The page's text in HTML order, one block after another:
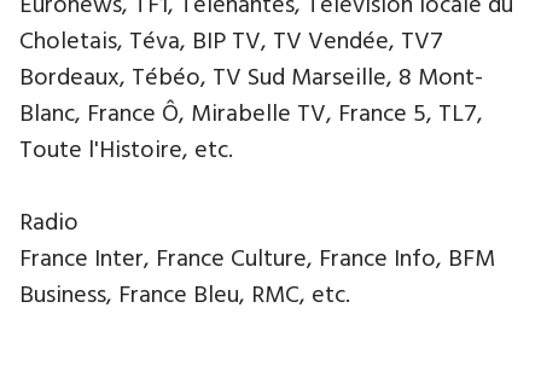
Choletais, Téva, BIP TV, TV Vendée, TV7
Bordeaux, Tébéo, TV Sud Marseille, 8 Mont-
Blanc, France Ô, Mirabelle TV, France 5, TL7,
Toute l'Histoire, etc.
Radio
France Inter, France Culture, France Info, BFM
Business, France Bleu, RMC, etc.